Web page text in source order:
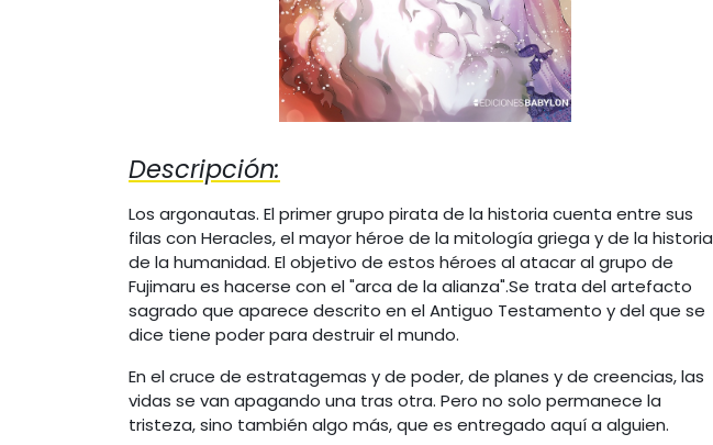
Descripción:
Los argonautas. El primer grupo pirata de la historia cuenta entre sus
filas con Heracles, el mayor héroe de la mitología griega y de la historia
de la humanidad. El objetivo de estos héroes al atacar al grupo de
Fujimaru es hacerse con el "arca de la alianza".Se trata del artefacto
sagrado que aparece descrito en el Antiguo Testamento y del que se
dice tiene poder para destruir el mundo.
En el cruce de estratagemas y de poder, de planes y de creencias, las
vidas se van apagando una tras otra. Pero no solo permanece la
tristeza, sino también algo más, que es entregado aquí a alguien.